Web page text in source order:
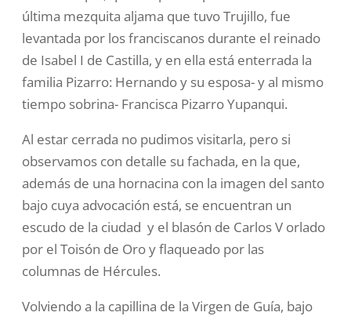
última mezquita aljama que tuvo Trujillo, fue
levantada por los franciscanos durante el reinado
de Isabel I de Castilla, y en ella está enterrada la
familia Pizarro: Hernando y su esposa- y al mismo
tiempo sobrina- Francisca Pizarro Yupanqui.
Al estar cerrada no pudimos visitarla, pero si
observamos con detalle su fachada, en la que,
además de una hornacina con la imagen del santo
bajo cuya advocación está, se encuentran un
escudo de la ciudad y el blasón de Carlos V orlado
por el Toisón de Oro y flaqueado por las
columnas de Hércules.
Volviendo a la capillina de la Virgen de Guía, bajo